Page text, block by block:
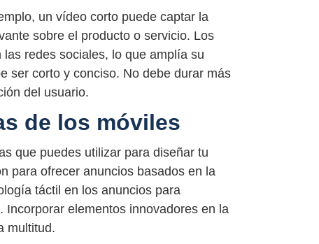
un vídeo corto puede captar la
sobre el producto o servicio. Los
redes sociales, lo que amplía su
ser corto y conciso. No debe durar más
del usuario.
de los móviles
que puedes utilizar para diseñar tu
para ofrecer anuncios basados en la
táctil en los anuncios para
elementos innovadores en la
multitud.